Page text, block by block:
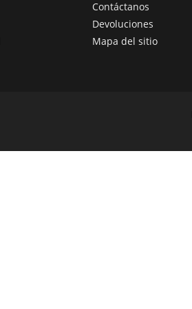
Contáctanos
Devoluciones
Mapa del sitio